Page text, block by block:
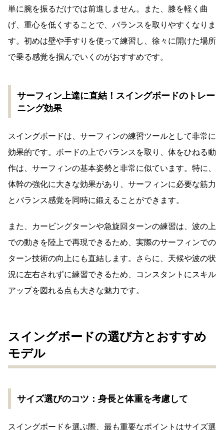
単に腕を振るだけでは前進しません。また、膝を軽く曲
げ、重心を低くすることで、バランスを取りやすくなりま
す。初めは壁や手すりを使って練習し、徐々に開けた場所
で乗る感覚を掴んでいくのがおすすめです。
サーフィン上達に直結！スイングボードのトレー
ニング効果
スイングボードは、サーフィンの練習ツールとして非常に
効果的です。ボードの上でバランスを取り、体をひねる動
作は、サーフィンの基本姿勢と非常に似ています。特に、
体幹の強化に大きな効果があり、サーフィンに必要な筋力
とバランス感覚を同時に鍛えることができます。
また、カービングターンや急旋回ターンの練習は、波の上
での動きを陸上で再現できるため、実際のサーフィンでの
ターン技術の向上にも直結します。さらに、天候や波の状
況に左右されずに練習できるため、コンスタントにスキル
アップを図れる点も大きな魅力です。
スイングボードの選び方とおすすめ
モデル
サイズ選びのコツ：身長と体重を考慮して
スイングボードを選ぶ際、最も重要なポイントはサイズ選